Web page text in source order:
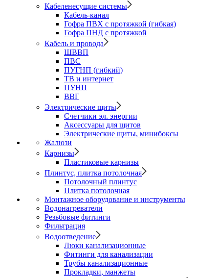
Кабеленесущие системы
Кабель-канал
Гофра ПВХ с протяжкой (гибкая)
Гофра ПНД с протяжкой
Кабель и провода
ШВВП
ПВС
ПУГНП (гибкий)
ТВ и интернет
ПУНП
ВВГ
Электрические щиты
Счетчики эл. энергии
Аксессуары для щитов
Электрические щиты, минибоксы
Жалюзи
Карнизы
Пластиковые карнизы
Плинтус, плитка потолочная
Потолочный плинтус
Плитка потолочная
Монтажное оборудование и инструменты
Водонагреватели
Резьбовые фитинги
Фильтрация
Водоотведение
Люки канализационные
Фитинги для канализации
Трубы канализационные
Прокладки, манжеты